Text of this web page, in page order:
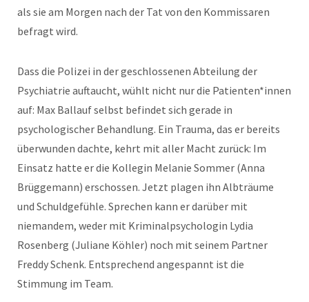
als sie am Morgen nach der Tat von den Kommissaren
befragt wird.
Dass die Polizei in der geschlossenen Abteilung der
Psychiatrie auftaucht, wühlt nicht nur die Patienten*innen
auf: Max Ballauf selbst befindet sich gerade in
psychologischer Behandlung. Ein Trauma, das er bereits
überwunden dachte, kehrt mit aller Macht zurück: Im
Einsatz hatte er die Kollegin Melanie Sommer (Anna
Brüggemann) erschossen. Jetzt plagen ihn Albträume
und Schuldgefühle. Sprechen kann er darüber mit
niemandem, weder mit Kriminalpsychologin Lydia
Rosenberg (Juliane Köhler) noch mit seinem Partner
Freddy Schenk. Entsprechend angespannt ist die
Stimmung im Team.